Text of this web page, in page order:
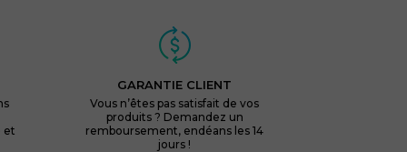
et
GARANTIE CLIENT
Vous n’êtes pas satisfait de vos
produits ? Demandez un
remboursement, endéans les 14
jours !